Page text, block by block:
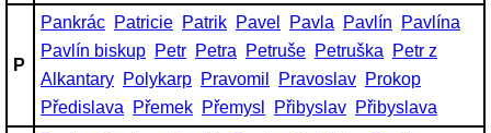
P
Pankrác Patricie Patrik Pavel Pavla Pavlín
Pavlína
Pavlín biskup Petr Petra Petruše Petruška
Petr z
Alkantary Polykarp Pravomil Pravoslav Prokop
Předislava
Přemek Přemysl Přibyslav Přibyslava